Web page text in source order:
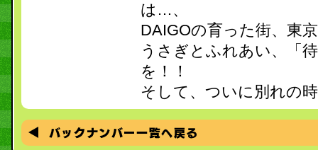
は…、
DAIGOの育った街、東
うさぎとふれあい、「
を！！
そして、ついに別れの